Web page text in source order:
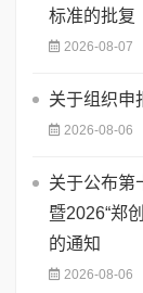
标准的批复
2026-08-07
关于组织申
2026-08-06
关于公布第
暨2026“郑
的通知
2026-08-06